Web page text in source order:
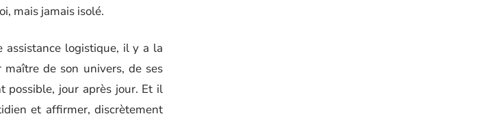
mais jamais isolé.
assistance logistique, il y a la
de son univers, de ses
possible, jour après jour. Et il
et affirmer, discrètement